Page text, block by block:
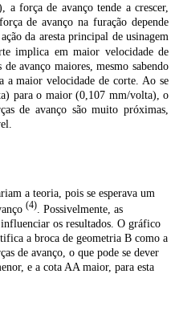
força de avanço tende a crescer,
de avanço na furação depende
da aresta principal de usinagem
implica em maior velocidade de
avanço maiores, mesmo sabendo
a maior velocidade de corte. Ao se
para o maior (0,107 mm/volta), o
de avanço são muito próximas,
a teoria, pois se esperava um
(4). Possivelmente, as
os resultados. O gráfico
a broca de geometria B como a
de avanço, o que pode se dever
e a cota AA maior, para esta